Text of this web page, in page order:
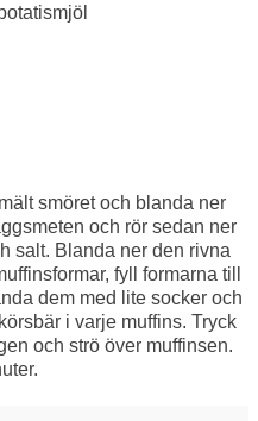
smöret och blanda ner
och rör sedan ner
salt. Blanda ner den rivna
fyll formarna till
dem med lite socker och
i varje muffins. Tryck
och strö över muffinsen.